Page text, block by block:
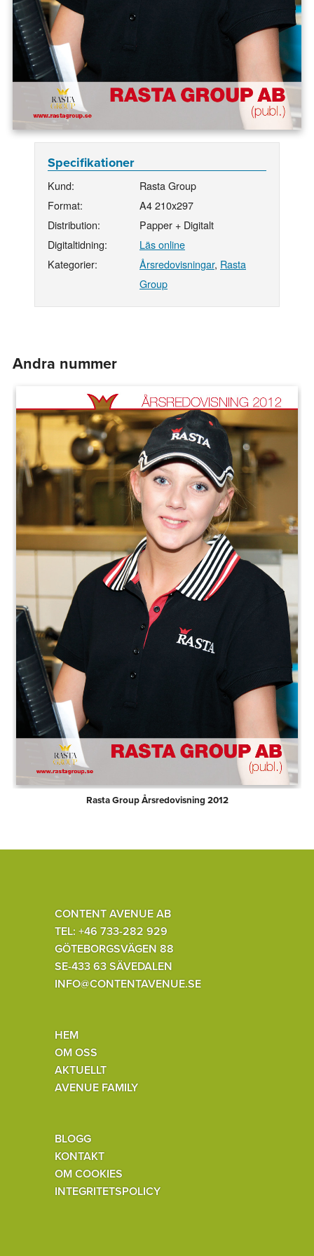
Specifikationer
Kund:
Rasta Group
Format:
A4 210x297
Distribution:
Papper + Digitalt
Digitaltidning:
Läs online
Kategorier:
Årsredovisningar, Rasta
Group
Andra nummer
Rasta Group Årsredovisning 2012
CONTENT AVENUE AB
TEL: +46 733-282 929
GÖTEBORGSVÄGEN 88
SE-433 63 SÄVEDALEN
INFO@CONTENTAVENUE.SE
HEM
OM OSS
AKTUELLT
AVENUE FAMILY
BLOGG
KONTAKT
OM COOKIES
INTEGRITETSPOLICY